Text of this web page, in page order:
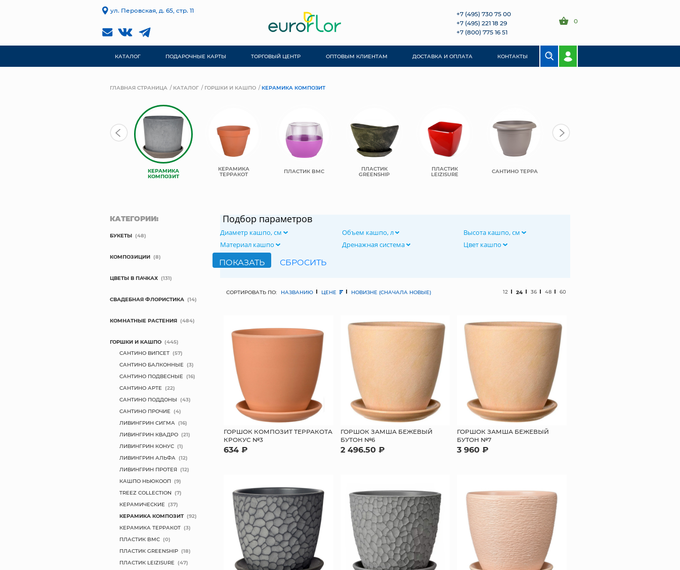
ул. Перовская, д. 65, стр. 11
+7 (495) 730 75 00
+7 (495) 221 18 29
+7 (800) 775 16 51
0
КАТАЛОГ ПОДАРОЧНЫЕ КАРТЫ ТОРГОВЫЙ ЦЕНТР ОПТОВЫМ КЛИЕНТАМ ДОСТАВКА И ОПЛАТА КОНТАКТЫ
ГЛАВНАЯ СТРАНИЦА КАТАЛОГ ГОРШКИ И КАШПО КЕРАМИКА КОМПОЗИТ
КЕРАМИКА
КОМПОЗИТ
КЕРАМИКА
ТЕРРАКОТ ПЛАСТИК BMC ПЛАСТИК
GREENSHIP
ПЛАСТИК
LEIZISURE САНТИНО ТЕРРА
Подбор параметров
Диаметр кашпо, см Объем кашпо, л
Высота кашпо, см
Материал кашпо
Дренажная система Цвет кашпо
СОРТИРОВАТЬ ПО: НАЗВАНИЮ ЦЕНЕ НОВИЗНЕ (СНАЧАЛА НОВЫЕ) 12 24 36 48 60
ГОРШОК КОМПОЗИТ ТЕРРАКОТА
КРОКУС №3
634 ₽
ГОРШОК ЗАМША БЕЖЕВЫЙ
БУТОН №6
2 496.50 ₽
ГОРШОК ЗАМША БЕЖЕВЫЙ
БУТОН №7
3 960 ₽
КАТЕГОРИИ:
БУКЕТЫ (48)
КОМПОЗИЦИИ (8)
ЦВЕТЫ В ПАЧКАХ (131)
СВАДЕБНАЯ ФЛОРИСТИКА (14)
КОМНАТНЫЕ РАСТЕНИЯ (484)
ГОРШКИ И КАШПО (445)
САНТИНО ВИПСЕТ (57)
САНТИНО БАЛКОННЫЕ (3)
САНТИНО ПОДВЕСНЫЕ (16)
САНТИНО АРТЕ (22)
САНТИНО ПОДДОНЫ (43)
САНТИНО ПРОЧИЕ (4)
ЛИВИНГРИН СИГМА (16)
ЛИВИНГРИН КВАДРО (21)
ЛИВИНГРИН КОНУС (1)
ЛИВИНГРИН АЛЬФА (12)
ЛИВИНГРИН ПРОТЕЯ (12)
КАШПО НЬЮКООП (9)
TREEZ COLLECTION (7)
КЕРАМИЧЕСКИЕ (37)
КЕРАМИКА КОМПОЗИТ (92)
КЕРАМИКА ТЕРРАКОТ (3)
ПЛАСТИК BMC (0)
ПЛАСТИК GREENSHIP (18)
ПЛАСТИК LEIZISURE (47)